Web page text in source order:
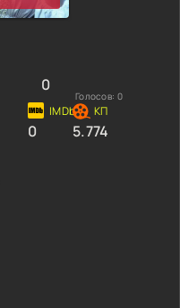
0
Голосов: 0
0 5.774